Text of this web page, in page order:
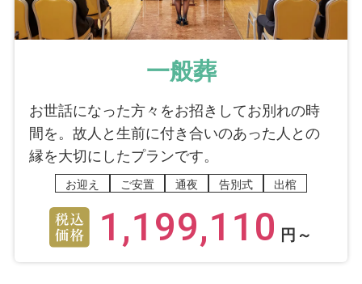
一般葬
お世話になった方々をお招きしてお別れの時
間を。故人と生前に付き合いのあった人との
縁を大切にしたプランです。
お迎え ご安置 通夜 告別式 出棺
1,199,110 円～